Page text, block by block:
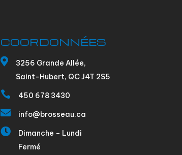
COORDONNÉES

3256 Grande Allée,
Saint-Hubert, QC J4T 2S5
 450 678 3430
 info@brosseau.ca

Dimanche – Lundi
Fermé